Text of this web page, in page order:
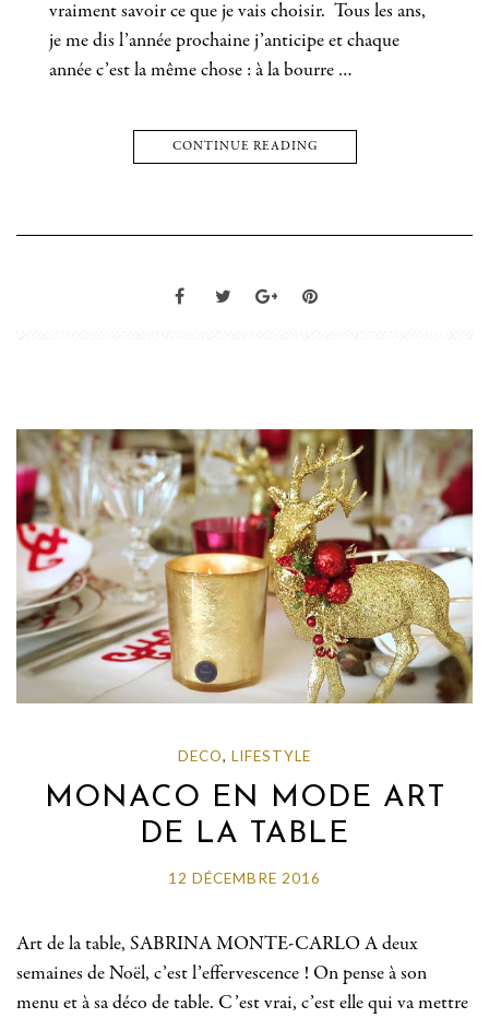
vraiment savoir ce que je vais choisir. Tous les ans,
je me dis l’année prochaine j’anticipe et chaque
année c’est la même chose : à la bourre …
CONTINUE READING
DECO, LIFESTYLE
MONACO EN MODE ART
DE LA TABLE
12 DÉCEMBRE 2016
Art de la table, SABRINA MONTE-CARLO A deux
semaines de Noël, c’est l’effervescence ! On pense à son
menu et à sa déco de table. C’est vrai, c’est elle qui va mettre